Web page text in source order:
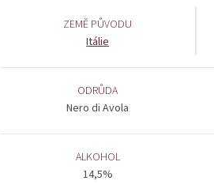
ZEMĚ PŮVODU
Itálie
ODRŮDA
Nero di Avola
ALKOHOL
14,5%